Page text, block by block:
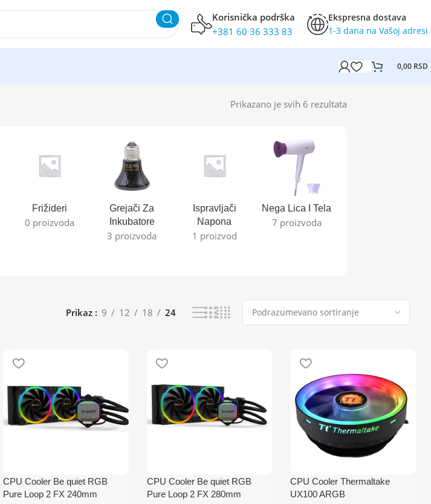
Korisnička podrška
+381 60 36 333 83
Ekspresna dostava
1-3 dana na Vašoj adresi
0,00 RSD
Prikazano je svih 6 rezultata
Frižideri
0 proizvoda
Grejači Za
Inkubatore
3 proizvoda
Ispravljači
Napona
1 proizvod
Nega Lica I Tela
7 proizvoda
Prikaz 9 12 18 24
CPU Cooler Be quiet RGB
Pure Loop 2 FX 240mm
CPU Cooler Be quiet RGB
Pure Loop 2 FX 280mm
CPU Cooler Thermaltake
UX100 ARGB